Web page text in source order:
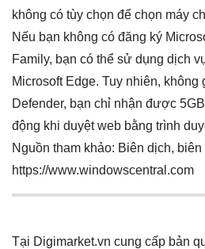
không có tùy chọn để chọn máy
Nếu bạn không có đăng ký
Family, bạn có thể sử dụng dịch
Microsoft Edge. Tuy nhiên,
Defender, bạn chỉ nhận được
động khi duyệt web bằng trình
Nguồn tham khảo: Biên dịch,
https://www.windowscentral.com
Tại Digimarket.vn cung cấp bản